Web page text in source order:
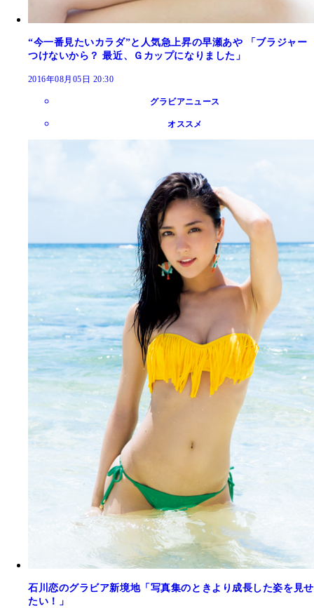
“今一番見たいカラダ”と人気急上昇の早瀬あや 「ブラジャー
つけないから？ 最近、Ｇカップになりました」
2016年08月05日 20:30
グラビアニュース
オススメ
石川恋のグラビア新境地「写真集のときより成長した姿を見せ
たい！」